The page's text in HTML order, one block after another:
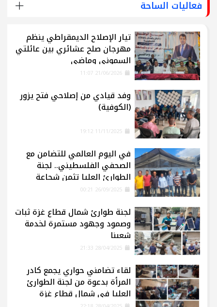
فعاليات الساحة
تيار الإصلاح الديمقراطي ينظم
مهرجان صلح عشائري بين عائلتي
السموني وماضي
وفد قيادي من إصلاحي فتح يزور
(الكوفية)
في اليوم العالمي للتضامن مع
الصحفي الفلسطيني.. لجنة
الطوارئ العليا تثمن شجاعة
الإعلاميين في غزة
لجنة طوارئ شمال قطاع غزة ثبات
وصمود وجهود مستمرة لخدمة
شعبنا
لقاء تضامني حواري يجمع كادر
المرأة بدعوة من لجنة الطوارئ
العليا في شمال قطاع غزة